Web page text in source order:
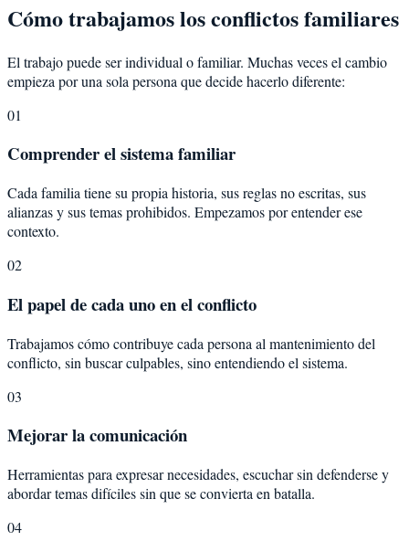
Cómo trabajamos los conflictos familiares
El trabajo puede ser individual o familiar. Muchas veces el cambio
empieza por una sola persona que decide hacerlo diferente:
01
Comprender el sistema familiar
Cada familia tiene su propia historia, sus reglas no escritas, sus
alianzas y sus temas prohibidos. Empezamos por entender ese
contexto.
02
El papel de cada uno en el conflicto
Trabajamos cómo contribuye cada persona al mantenimiento del
conflicto, sin buscar culpables, sino entendiendo el sistema.
03
Mejorar la comunicación
Herramientas para expresar necesidades, escuchar sin defenderse y
abordar temas difíciles sin que se convierta en batalla.
04